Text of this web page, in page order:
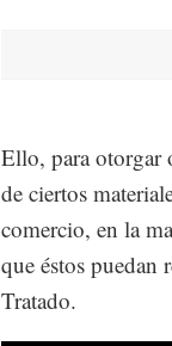
Ello, para otorgar
de ciertos
comercio, en la
que éstos puedan
Tratado.